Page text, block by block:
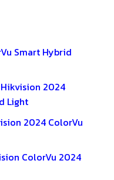
Smart Hybrid
2024
Light
2024 ColorVu
ColorVu 2024